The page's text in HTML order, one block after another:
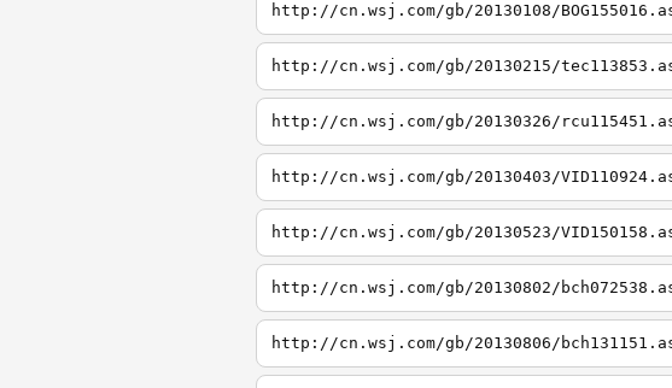
http://cn.wsj.com/gb/20130108/
http://cn.wsj.com/gb/20130215/
http://cn.wsj.com/gb/20130326/
http://cn.wsj.com/gb/20130403/
http://cn.wsj.com/gb/20130523/
http://cn.wsj.com/gb/20130802/
http://cn.wsj.com/gb/20130806/